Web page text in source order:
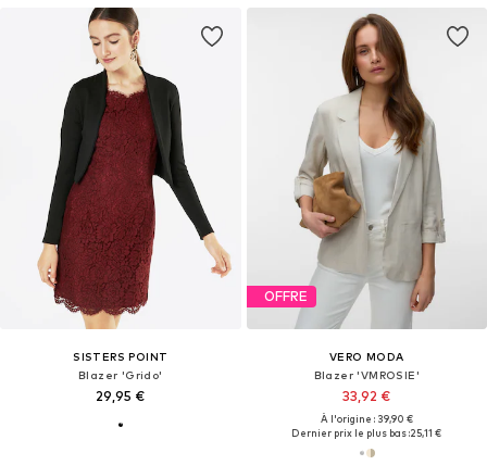
SISTERS POINT
Blazer 'Grido'
29,95 €
OFFRE
VERO MODA
Blazer 'VMROSIE'
33,92 €
À l'origine : 39,90 €
Dernier prix le plus bas :25,11 €